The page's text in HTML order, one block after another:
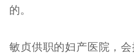
的。
敏贞供职的妇产医院，